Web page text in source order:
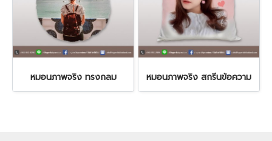
หมอนภาพจริง ทรงกลม หมอนภาพจริง สกรีนข้อความ